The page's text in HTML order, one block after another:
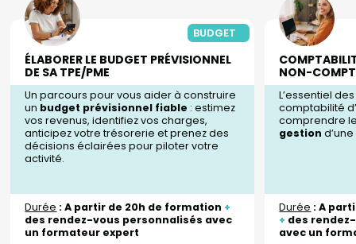
BUDGET
ÉLABORER LE BUDGET PRÉVISIONNEL
DE SA TPE/PME
Un parcours pour vous aider à construire
un budget prévisionnel fiable : estimez
vos revenus, identifiez vos charges,
anticipez votre trésorerie et prenez des
décisions éclairées pour piloter votre
activité.
Durée : A partir de 20h de formation +
des rendez-vous personnalisés avec
un formateur expert
NON-
L’essentiel
comptabilité
comprendre
gestion
Durée : A
+ des
avec un